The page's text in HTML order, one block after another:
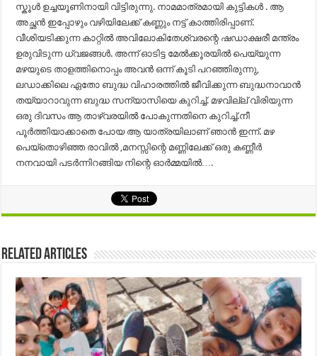
സ്കൂൾ ഉച്ചയൂണിനായി വിട്ടിരുന്നു. നാമമാത്രമായി കുട്ടികൾ . ആ
അച്ഛൻ ഇപ്പോഴും വഴിയിലേക്ക് കണ്ണും നട്ട് കാത്തിരിപ്പാണ്.
വീശിയടിക്കുന്ന കാറ്റിൽ അവിലോകിതേശ്വരന്റെ ഷഡാക്ഷരീ മന്ത്രം
ഉരുവിടുന്ന ധ്വജങ്ങൾ. അന്ന് ഓടിട്ട മേൽക്കൂരയിൽ പെയ്യുന്ന
മഴയുടെ താളത്തിനൊപ്പം അവൻ ഒന്ന് കൂടി പറഞ്ഞിരുന്നു,
ലഡാക്കിലെ ഏതോ ബുദ്ധ വിഹാരത്തിൽ ജീവിക്കുന്ന ബുദ്ധനാവാൻ
തയ്യാറാവുന്ന ബുദ്ധ സന്യാസിയെ കുറിച്ച്. മഴവില്ല് വിരിയുന്ന
ഒരു ദിവസം ആ താഴ്വരയിൽ പോകുന്നതിനെ കുറിച്ച്.നീ
പൂർത്തിയാക്കാതെ പോയ ആ യാത്രയിലാണ് ഞാൻ ഇന്ന്. മഴ
പെയ്തൊഴിഞ്ഞ രാവിൽ ,മനസ്സിന്റെ മണ്ണിലേക്ക് ഒരു കണ്ണീർ
നനവായി പടർന്നിറങ്ങിയ നിന്റെ ഓർമ്മയിൽ….
Related Articles